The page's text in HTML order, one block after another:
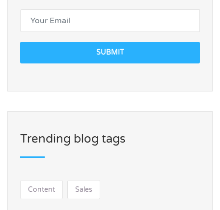
SUBMIT
Trending blog tags
Content Sales